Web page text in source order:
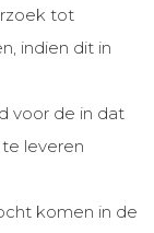
tot
indien dit in
voor de in dat
leveren
komen in de